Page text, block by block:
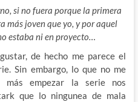
si no fuera porque la primera
más joven que yo, y por aquel
estaba ni en proyecto…
de hecho me parece el
Sin embargo, lo que no me
más empezar la serie nos
que lo ningunea de mala